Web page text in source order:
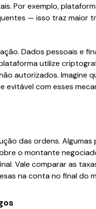
Por exemplo,
— isso traz maior
Dados pessoais e
utilize
autorizados. Imagine
evitável com esses
das ordens.
o montante
Vale comparar as
na conta no final do